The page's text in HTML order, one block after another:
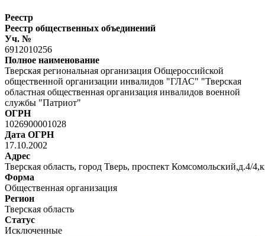
Реестр
Реестр общественных объединений
Уч. №
6912010256
Полное наименование
Тверская региональная организация Общероссийской
общественной организации инвалидов "ГЛАС" "Тверская
областная общественная организация инвалидов военной
службы "Патриот"
ОГРН
1026900001028
Дата ОГРН
17.10.2002
Адрес
Тверская область, город Тверь, проспект Комсомольский,д.4/
Форма
Общественная организация
Регион
Тверская область
Статус
Исключенные